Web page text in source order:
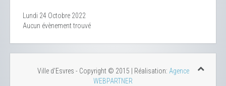
Lundi 24 Octobre 2022
Aucun évènement trouvé
Ville d'Esvres - Copyright © 2015 | Réalisation: Agence
WEBPARTNER